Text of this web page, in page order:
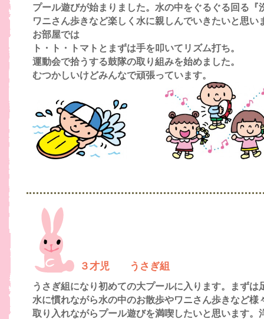
プール遊びが始まりました。水の中をぐるぐる回る『
ワニさん歩きなど楽しく水に親しんでいきたいと思い
お部屋では
ト・ト・トマトとまずは手を叩いてリズム打ち。
運動会で拾うする鼓隊の取り組みを始めました。
むつかしいけどみんなで頑張っています。
３才児 うさぎ組
うさぎ組になり初めての大プールに入ります。まずは
水に慣れながら水の中のお散歩やワニさん歩きなど様
取り入れながらプール遊びを満喫したいと思います。